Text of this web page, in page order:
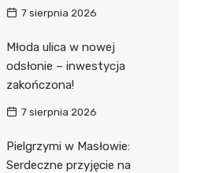
7 sierpnia 2026
Młoda ulica w nowej
odsłonie – inwestycja
zakończona!
7 sierpnia 2026
Pielgrzymi w Masłowie:
Serdeczne przyjęcie na